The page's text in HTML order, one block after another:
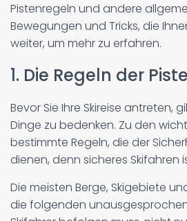
Pistenregeln und andere
Bewegungen und Tricks, die
weiter, um mehr zu erfahren.
1. Die Regeln der
Bevor Sie Ihre Skireise antreten,
Dinge zu bedenken. Zu den
bestimmte Regeln, die der
dienen, denn sicheres Skifahren
Die meisten Berge, Skigebiete
die folgenden